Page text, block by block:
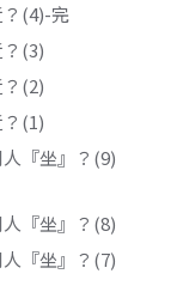
(4)-完
(3)
(2)
(1)
『坐』？(9)
『坐』？(8)
『坐』？(7)